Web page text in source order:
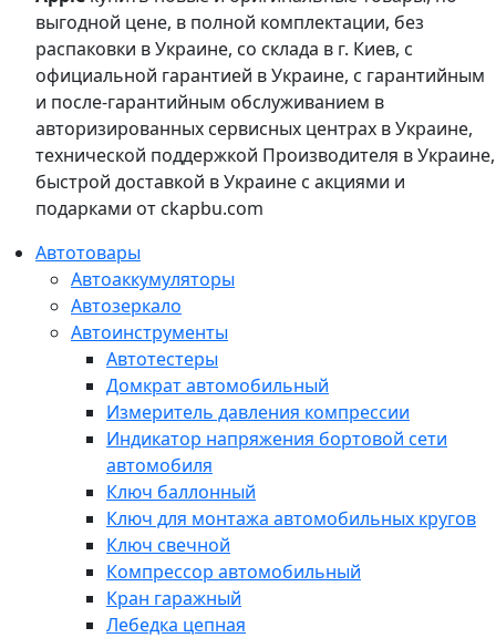
выгодной цене, в полной комплектации, без
распаковки в Украине, со склада в г. Киев, с
официальной гарантией в Украине, с гарантийным
и после-гарантийным обслуживанием в
авторизированных сервисных центрах в Украине,
технической поддержкой Производителя в Украине,
быстрой доставкой в Украине с акциями и
подарками от ckapbu.com
Автотовары
Автоаккумуляторы
Автозеркало
Автоинструменты
Автотестеры
Домкрат автомобильный
Измеритель давления компрессии
Индикатор напряжения бортовой сети
автомобиля
Ключ баллонный
Ключ для монтажа автомобильных кругов
Ключ свечной
Компрессор автомобильный
Кран гаражный
Лебедка цепная